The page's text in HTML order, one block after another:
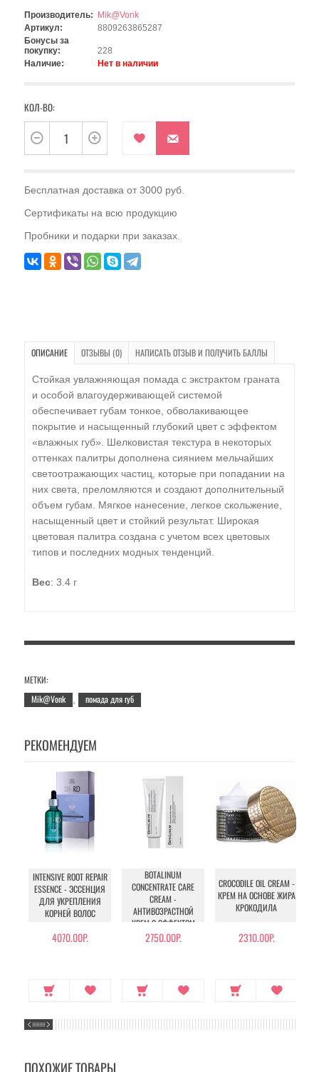
Производитель:
Mik@Vonk
Артикул:
8809263865287
Бонусы за
покупку:
228
Наличие:
Нет в наличии
КОЛ-ВО:
Бесплатная доставка от 3000 руб.
Сертификаты на всю продукцию
Пробники и подарки при заказах.
ОПИСАНИЕ ОТЗЫВЫ (0) НАПИСАТЬ ОТЗЫВ И ПОЛУЧИТЬ БАЛЛЫ
Стойкая увлажняющая помада с экстрактом граната
и особой влагоудерживающей системой
обеспечивает губам тонкое, обволакивающее
покрытие и насыщенный глубокий цвет с эффектом
«влажных губ». Шелковистая текстура в некоторых
оттенках палитры дополнена сиянием мельчайших
светоотражающих частиц, которые при попадании на
них света, преломляются и создают дополнительный
объем губам. Мягкое нанесение, легкое скольжение,
насыщенный цвет и стойкий результат. Широкая
цветовая палитра создана с учетом всех цветовых
типов и последних модных тенденций.
Вес: 3.4 г
МЕТКИ:
Mik@Vonk
помада для губ
РЕКОМЕНДУЕМ
INTENSIVE ROOT REPAIR
ESSENCE - ЭССЕНЦИЯ
ДЛЯ УКРЕПЛЕНИЯ
КОРНЕЙ ВОЛОС
4070.00Р.
BOTALINUM
CONCENTRATE CARE
CREAM -
АНТИВОЗРАСТНОЙ
КРЕМ С ЭФФЕКТОМ
БОТОКСА
2750.00Р.
CROCODILE OIL CREAM -
КРЕМ НА ОСНОВЕ ЖИРА
КРОКОДИЛА
2310.00Р.
ПОХОЖИЕ ТОВАРЫ